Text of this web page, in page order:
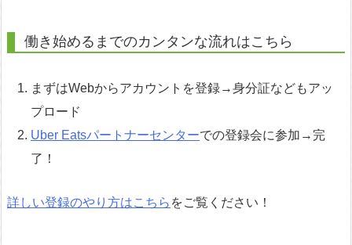
働き始めるまでのカンタンな流れはこちら
まずはWebからアカウントを登録→身分証などもアッ
プロード
Uber Eatsパートナーセンターでの登録会に参加→完
了！
詳しい登録のやり方はこちら をご覧ください！